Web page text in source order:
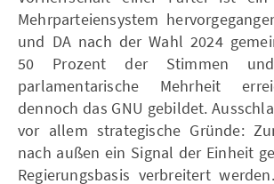
Mehrparteiensystem
und DA nach der Wahl 2024
50 Prozent der Stimmen
parlamentarische Mehrheit
dennoch das GNU gebildet.
vor allem strategische Gründe:
nach außen ein Signal der Einheit
Regierungsbasis verbreitert